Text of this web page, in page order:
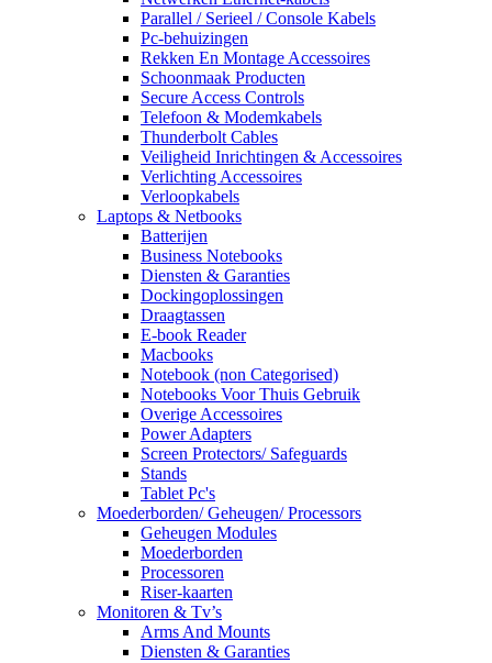
Parallel / Serieel / Console Kabels
Pc-behuizingen
Rekken En Montage Accessoires
Schoonmaak Producten
Secure Access Controls
Telefoon & Modemkabels
Thunderbolt Cables
Veiligheid Inrichtingen & Accessoires
Verlichting Accessoires
Verloopkabels
Laptops & Netbooks
Batterijen
Business Notebooks
Diensten & Garanties
Dockingoplossingen
Draagtassen
E-book Reader
Macbooks
Notebook (non Categorised)
Notebooks Voor Thuis Gebruik
Overige Accessoires
Power Adapters
Screen Protectors/ Safeguards
Stands
Tablet Pc's
Moederborden/ Geheugen/ Processors
Geheugen Modules
Moederborden
Processoren
Riser-kaarten
Monitoren & Tv’s
Arms And Mounts
Diensten & Garanties